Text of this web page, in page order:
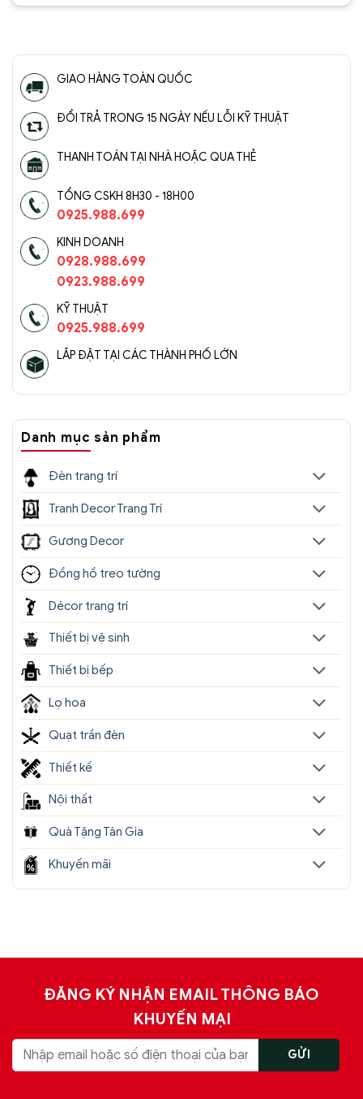
55 sao
55 sao
GIAO HÀNG TOÀN QUỐC
ĐỔI TRẢ TRONG 15 NGÀY NẾU LỖI KỸ THUẬT
THANH TOÁN TẠI NHÀ HOẶC QUA THẺ
TỔNG CSKH 8H30 - 18H00
0925.988.699
KINH DOANH
0928.988.699
0923.988.699
KỸ THUẬT
0925.988.699
LẮP ĐẶT TẠI CÁC THÀNH PHỐ LỚN
Danh mục sản phẩm
Đèn trang trí
Tranh Decor Trang Trí
Gương Decor
Đồng hồ treo tường
Décor trang trí
Thiết bị vệ sinh
Thiết bị bếp
Lọ hoa
Quạt trần đèn
Thiết kế
Nội thất
Quà Tặng Tân Gia
Khuyến mãi
ĐĂNG KÝ NHẬN EMAIL THÔNG BÁO
KHUYẾN MẠI